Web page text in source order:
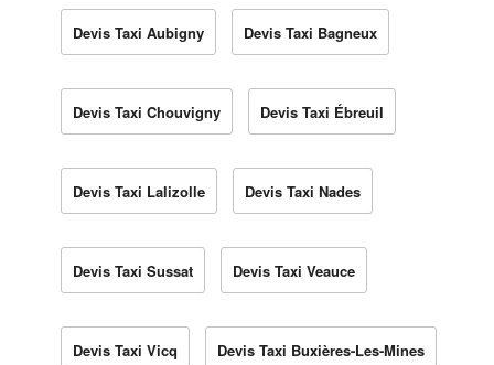
Devis Taxi Aubigny Devis Taxi Bagneux
Devis Taxi Chouvigny Devis Taxi Ébreuil
Devis Taxi Lalizolle Devis Taxi Nades
Devis Taxi Sussat Devis Taxi Veauce
Devis Taxi Vicq Devis Taxi Buxières-Les-Mines